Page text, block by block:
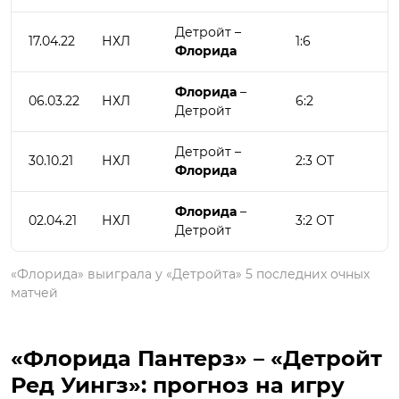
17.04.22 НХЛ
Детройт –
Флорида
1:6
06.03.22 НХЛ
Флорида –
Детройт
6:2
30.10.21 НХЛ
Детройт –
Флорида
2:3 ОТ
02.04.21 НХЛ
Флорида –
Детройт
3:2 ОТ
«Флорида» выиграла у «Детройта» 5 последних очных
матчей
«Флорида Пантерз» – «Детройт
Ред Уингз»: прогноз на игру